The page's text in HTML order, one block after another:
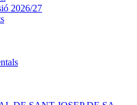
2026/27